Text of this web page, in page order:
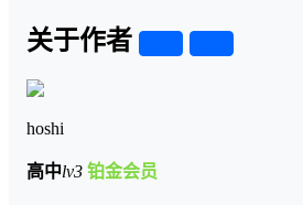
关于作者
hoshi
高中lv3 铂金会员